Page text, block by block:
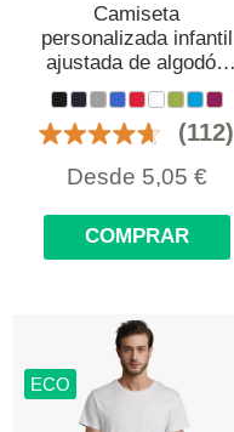
Camiseta
personalizada infantil
ajustada de algodón
orgánico
(112)
Desde 5,05 €
COMPRAR
ECO